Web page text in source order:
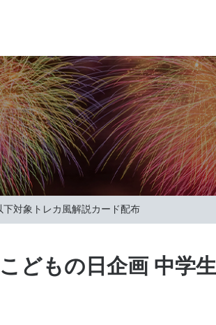
対象トレカ風解説カード配布
どもの日企画 中学